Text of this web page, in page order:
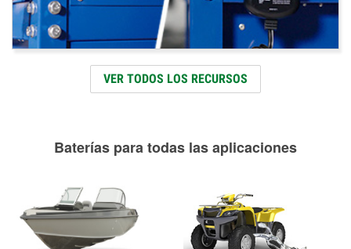
VER TODOS LOS RECURSOS
Baterías para todas las aplicaciones